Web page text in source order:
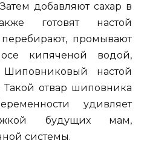
добавляют сахар в
готовят настой
промывают
кипяченой водой,
настой
отвар шиповника
удивляет
будущих мам,
системы.